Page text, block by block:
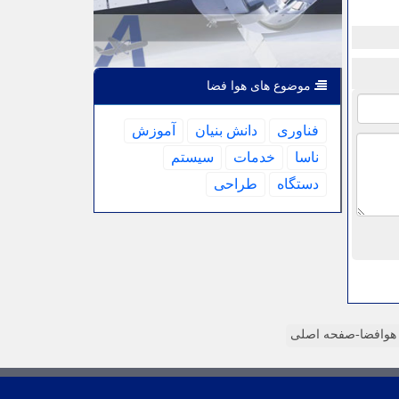
موضوع های هوا فضا
فناوری دانش بنیان
آموزش
ناسا
خدمات
سیستم
دستگاه
طراحی
هوافضا-صفحه اصلی